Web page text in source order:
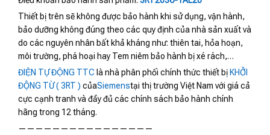
Thiết bị trên sẽ không được bảo hành khi sử dụng, vận hành,
bảo dưỡng không đúng theo các quy định của nhà sản xuất và
do các nguyên nhân bất khả kháng như: thiên tai, hỏa hoạn,
môi trường, phá hoại hay Tem niêm bảo hành bị xé rách,…
ĐIỆN TỰ ĐỘNG TTC là nhà phân phối chính thức thiết bị KHỞI
ĐỘNG TỪ ( 3RT ) củaSiemenstại thị trường Việt Nam với giá cả
cực cạnh tranh và đầy đủ các chính sách bảo hành chính
hãng trong 12 tháng.
————————————————